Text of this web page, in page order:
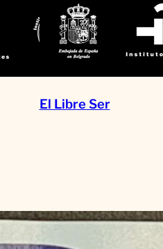
El Libre Ser